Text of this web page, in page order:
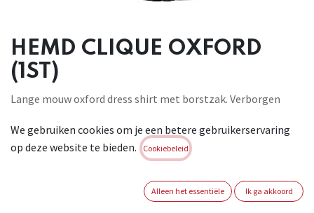
HEMD CLIQUE OXFORD
(1ST)
Lange mouw oxford dress shirt met borstzak. Verborgen
een easy care finish. 100% katoen. 130 g/m2. S-4XL
Brand:
Login of registreer om verder te
We gebruiken cookies om je een betere gebruikerservaring
op deze website te bieden.
Cookiebeleid
Alleen het essentiële Ik ga akkoord